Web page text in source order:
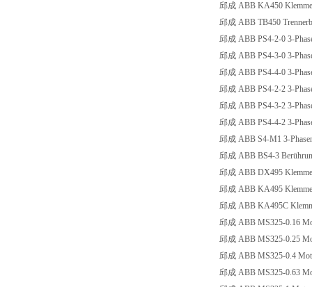
邱成 ABB KA450
邱成 ABB TB450
邱成 ABB PS4-2-0 3-
邱成 ABB PS4-3-0 3-
邱成 ABB PS4-4-0 3-
邱成 ABB PS4-2-2 3-
邱成 ABB PS4-3-2 3-
邱成 ABB PS4-4-2 3-
邱成 ABB S4-M1 3-
邱成 ABB BS4-3
邱成 ABB DX495
邱成 ABB KA495
邱成 ABB KA495C
邱成 ABB MS325-0.16
邱成 ABB MS325-0.25
邱成 ABB MS325-0.4
邱成 ABB MS325-0.63